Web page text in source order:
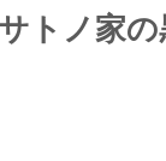
トノ家